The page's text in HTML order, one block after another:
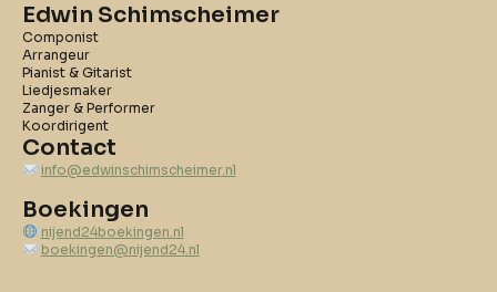
Edwin Schimscheimer
Componist
Arrangeur
Pianist & Gitarist
Liedjesmaker
Zanger & Performer
Koordirigent
Contact
info@edwinschimscheimer.nl
Boekingen
nijend24boekingen.nl
boekingen@nijend24.nl